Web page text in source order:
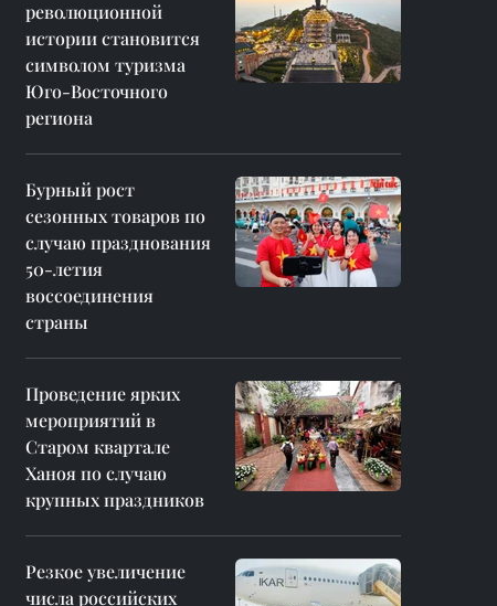
революционной
истории становится
символом туризма
Юго-Восточного
региона
Бурный рост
сезонных товаров по
случаю празднования
50-летия
воссоединения
страны
Проведение ярких
мероприятий в
Старом квартале
Ханоя по случаю
крупных праздников
Резкое увеличение
числа российских